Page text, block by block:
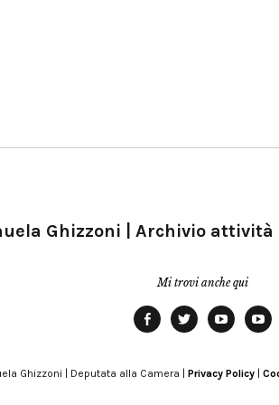
Ghizzoni | Archivio
Mi trovi anche qui
Ghizzoni | Deputata alla Camera | Privacy Policy